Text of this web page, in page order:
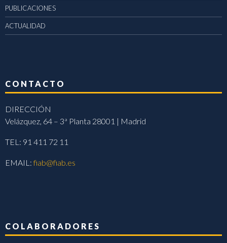
PUBLICACIONES
ACTUALIDAD
CONTACTO
DIRECCIÓN
Velázquez, 64 – 3ª Planta 28001 | Madrid
TEL: 91 411 72 11
EMAIL:fiab@fiab.es
COLABORADORES